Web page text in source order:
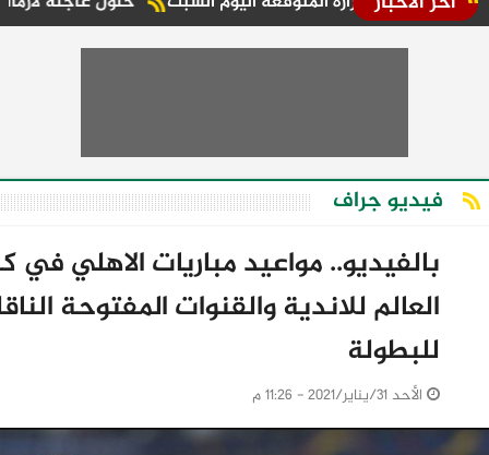
فيديو جراف
بالفيديو.. مواعيد مباريات الاهلي في
العالم للاندية والقنوات المفتوحة
للبطولة
الأحد 31/يناير/2021 - 11:26 م